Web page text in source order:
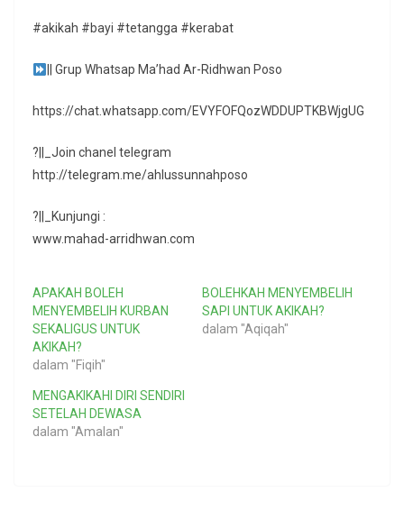
#akikah #bayi #tetangga #kerabat
|| Grup Whatsap Ma’had Ar-Ridhwan Poso
https://chat.whatsapp.com/EVYFOFQozWDDUPTKBWjgUG
?||_Join chanel telegram
http://telegram.me/ahlussunnahposo
?||_Kunjungi :
www.mahad-arridhwan.com
APAKAH BOLEH
MENYEMBELIH KURBAN
SEKALIGUS UNTUK
AKIKAH?
dalam "Fiqih"
BOLEHKAH MENYEMBELIH
SAPI UNTUK AKIKAH?
dalam "Aqiqah"
MENGAKIKAHI DIRI SENDIRI
SETELAH DEWASA
dalam "Amalan"